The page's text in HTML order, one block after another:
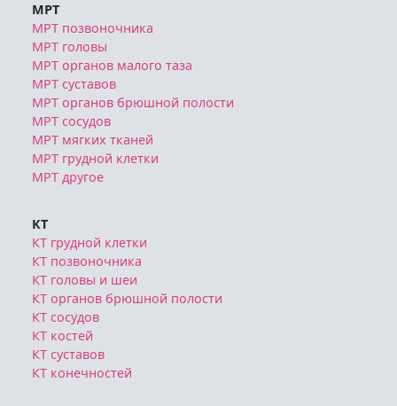
МРТ
МРТ позвоночника
МРТ головы
МРТ органов малого таза
МРТ суставов
МРТ органов брюшной полости
МРТ сосудов
МРТ мягких тканей
МРТ грудной клетки
МРТ другое
КТ
КТ грудной клетки
КТ позвоночника
КТ головы и шеи
КТ органов брюшной полости
КТ сосудов
КТ костей
КТ суставов
КТ конечностей